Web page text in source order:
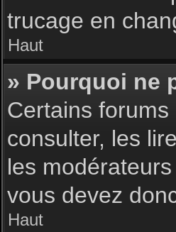
trucage en
Haut
» Pourquoi ne
Certains
consulter, les
les
vous devez
Haut